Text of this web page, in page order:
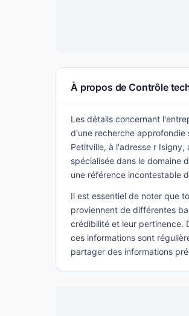
À propos de Contrôle
Les détails concernant
d'une recherche approfondie
Petitville, à l'adresse r
spécialisée dans le domaine
une référence incontestable
Il est essentiel de noter que
proviennent de différentes
crédibilité et leur pertinence.
ces informations sont
partager des informations